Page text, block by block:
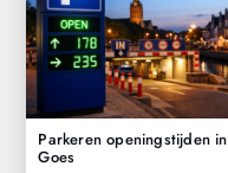
Parkeren openingstijden in
Goes